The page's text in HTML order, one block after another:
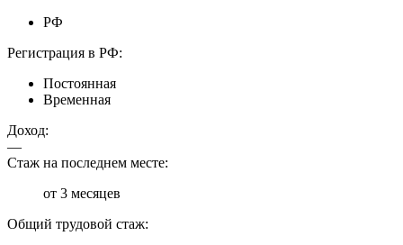
РФ
Регистрация в РФ:
Постоянная
Временная
Доход:
—
Стаж на последнем месте:
от 3 месяцев
Общий трудовой стаж: